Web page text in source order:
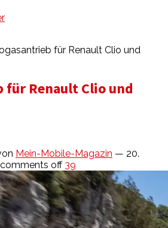
für Renault Clio und
Renault Clio und
Mein-Mobile-Magazin — 20.
comments off 39